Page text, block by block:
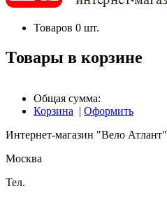
Товаров 0 шт.
Товары в корзине
Общая сумма:
Корзина | Оформить
Интернет-магазин "Вело Атлант"
Москва
Тел.